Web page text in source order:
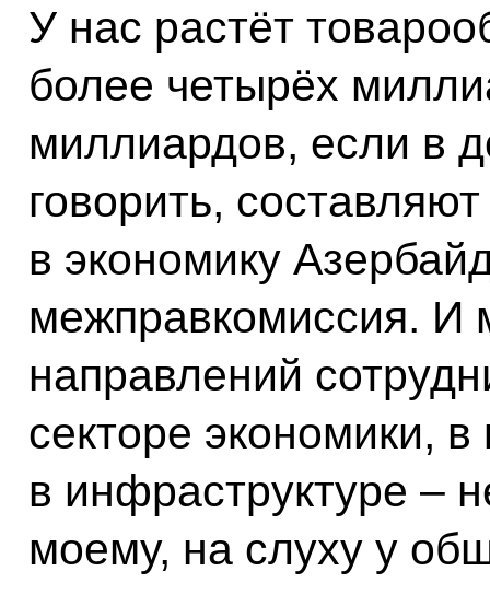
У нас растёт
более четырёх
миллиардов, если в
говорить,
в экономику
межправкомиссия. И
направлений
секторе экономики,
в инфраструктуре –
моему, на слуху у